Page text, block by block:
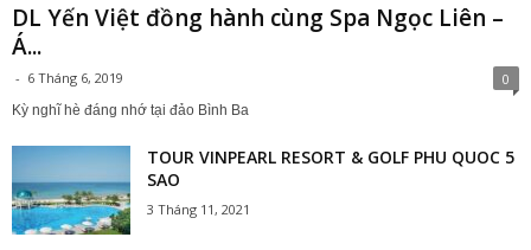
DL Yến Việt đồng hành cùng Spa Ngọc Liên –
Á...
- 6 Tháng 6, 2019 0
Kỳ nghĩ hè đáng nhớ tại đảo Bình Ba
TOUR VINPEARL RESORT & GOLF PHU QUOC 5
SAO
3 Tháng 11, 2021